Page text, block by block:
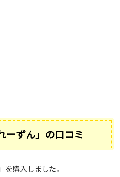
ーずん」の口コミ
」を購入しました。